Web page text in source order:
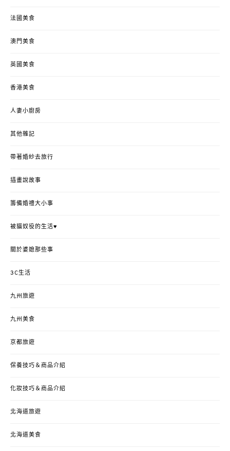
法國美食
澳門美食
英國美食
香港美食
人妻小廚房
其他雜記
帶著婚紗去旅行
插畫說故事
籌備婚禮大小事
被貓奴役的生活♥
關於婆媳那些事
3C生活
九州旅遊
九州美食
京都旅遊
保養技巧＆商品介紹
化妝技巧＆商品介紹
北海道旅遊
北海道美食